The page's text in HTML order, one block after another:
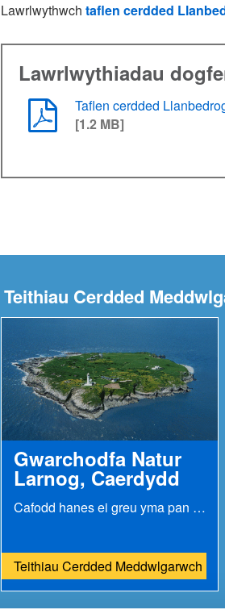
Lawrlwythwch taflen cerdded
Lawrlwythiadau
Taflen cerdded
[1.2 MB]
Cerdded
Gwarchodfa Natur
Larnog, Caerdydd
Cafodd hanes ei greu yma pan anfonwyd y neges...
Teithiau Cerdded Meddwlgarwch